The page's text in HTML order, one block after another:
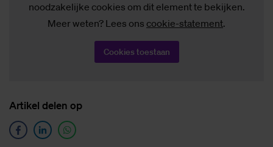
noodzakelijke cookies om dit element te bekijken.
Meer weten? Lees ons cookie-statement.
Cookies toestaan
Ar­ti­kel de­len op